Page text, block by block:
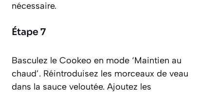
nécessaire.
Étape 7
Basculez le Cookeo en mode ‘Maintien au
chaud’. Réintroduisez les morceaux de veau
dans la sauce veloutée. Ajoutez les